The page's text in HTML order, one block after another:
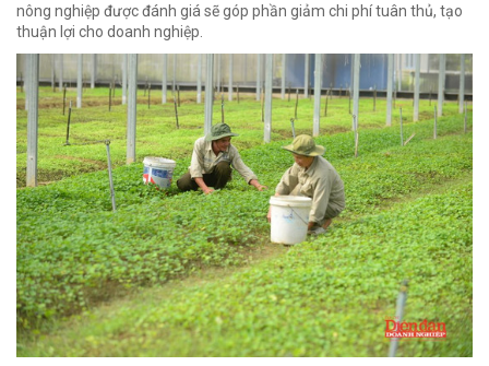
nông nghiệp được đánh giá sẽ góp phần giảm chi phí tuân thủ, tạo
thuận lợi cho doanh nghiệp.